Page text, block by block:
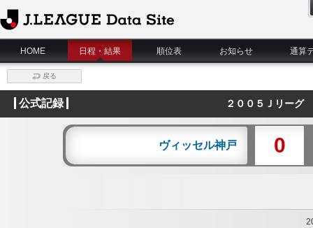
J.League Data Site
HOME
日程・結果 順位表 お知らせ 通算
戻る
公式記録 ２００５Ｊリーグ
ヴィッセル神戸 0